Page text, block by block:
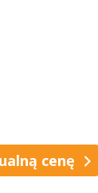
cenę